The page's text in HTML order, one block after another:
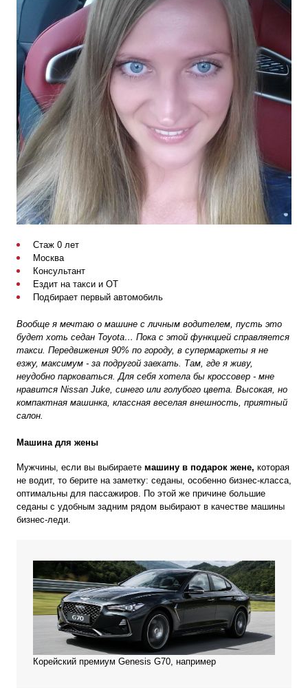
Стаж 0 лет
Москва
Консультант
Ездит на такси и ОТ
Подбирает первый автомобиль
Вообще я мечтаю о машине с личным водителем, пусть это
будет хоть седан Toyota… Пока с этой функцией справляется
такси. Передвижения 90% по городу, в супермаркеты я не
езжу, максимум - за подругой заехать. Там, где я живу,
неудобно парковаться . Для себя хотела бы кроссовер - мне
нравится Nissan Juke, синего или голубого цвета. Высокая, но
компактная машинка, классная веселая внешность, приятный
салон.
Машина для жены
Мужчины, если вы выбираете машину в подарок жене, которая
не водит, то берите на заметку: седаны, особенно бизнес-класса,
оптимальны для пассажиров. По этой же причине большие
седаны с удобным задним рядом выбирают в качестве машины
бизнес-леди.
Корейский премиум Genesis G70, например